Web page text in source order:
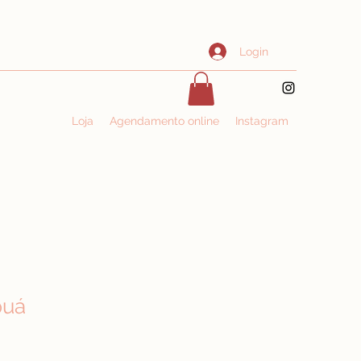
Login
Loja Agendamento online Instagram